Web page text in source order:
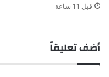
قبل 11 ساعة
أضف تعليقاً